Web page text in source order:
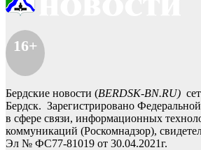
16+
Бердские новости (BERDSK-BN.RU)
Бердск. Зарегистрировано
в сфере связи, информационных
коммуникаций (Роскомнадзор),
Эл № ФС77-81019 от 30.04.2021г.